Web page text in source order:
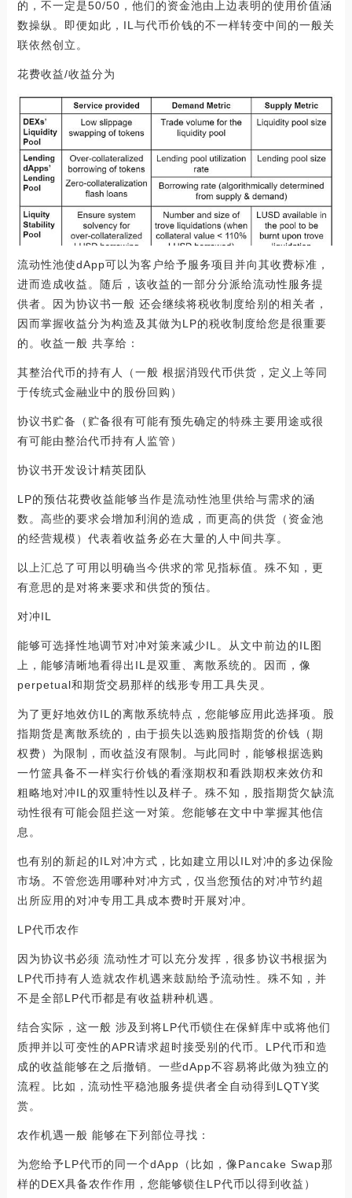
的，不一定是50/50，他们的资金池由上边表明的使用价值涵
数操纵。即便如此，IL与代币价钱的不一样转变中间的一般关
联依然创立。
花费收益/收益分为
流动性池使dApp可以为客户给予服务项目并向其收费标准，
进而造成收益。随后，该收益的一部分分派给流动性服务提
供者。因为协议书一般 还会继续将税收制度给别的相关者，
因而掌握收益分为构造及其做为LP的税收制度给您是很重要
的。收益一般 共享给：
其整治代币的持有人（一般 根据消毁代币供货，定义上等同
于传统式金融业中的股份回购）
协议书贮备（贮备很有可能有预先确定的特殊主要用途或很
有可能由整治代币持有人监管）
协议书开发设计精英团队
LP的预估花费收益能够当作是流动性池里供给与需求的涵
数。高些的要求会增加利润的造成，而更高的供货（资金池
的经营规模）代表着收益务必在大量的人中间共享。
以上汇总了可用以明确当今供求的常见指标值。殊不知，更
有意思的是对将来要求和供货的预估。
对冲IL
能够可选择性地调节对冲对策来减少IL。从文中前边的IL图
上，能够清晰地看得出IL是双重、离散系统的。因而，像
perpetual和期货交易那样的线形专用工具失灵。
为了更好地效仿IL的离散系统特点，您能够应用此选择项。股
指期货是离散系统的，由于损失以选购股指期货的价钱（期
权费）为限制，而收益沒有限制。与此同时，能够根据选购
一竹篮具备不一样实行价钱的看涨期权和看跌期权来效仿和
粗略地对冲IL的双重特性以及样子。殊不知，股指期货欠缺流
动性很有可能会阻拦这一对策。您能够在文中中掌握其他信
息。
也有别的新起的IL对冲方式，比如建立用以IL对冲的多边保险
市场。不管您选用哪种对冲方式，仅当您预估的对冲节约超
出所应用的对冲专用工具成本费时开展对冲。
LP代币农作
因为协议书必须 流动性才可以充分发挥，很多协议书根据为
LP代币持有人造就农作机遇来鼓励给予流动性。殊不知，并
不是全部LP代币都是有收益耕种机遇。
结合实际，这一般 涉及到将LP代币锁住在保鲜库中或将他们
质押并以可变性的APR请求超时接受别的代币。LP代币和造
成的收益能够在之后撤销。一些dApp不容易将此做为独立的
流程。比如，流动性平稳池服务提供者全自动得到LQTY奖
赏。
农作机遇一般 能够在下列部位寻找：
为您给予LP代币的同一个dApp（比如，像Pancake Swap那
样的DEX具备农作作用，您能够锁住LP代币以得到收益）